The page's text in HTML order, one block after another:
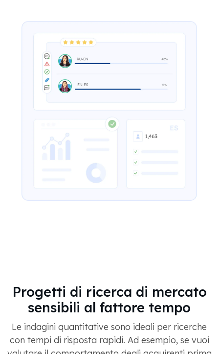
Progetti di ricerca di mercato
sensibili al fattore tempo
Le indagini quantitative sono ideali per ricerche
con tempi di risposta rapidi. Ad esempio, se vuoi